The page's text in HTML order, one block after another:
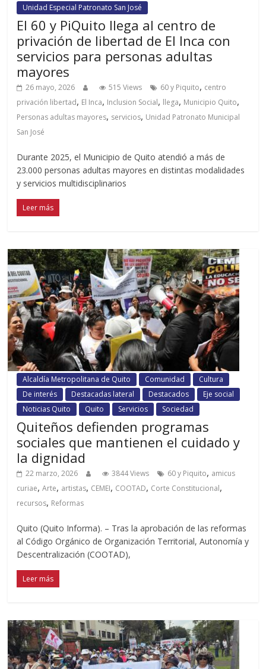
Unidad Especial Patronato San José
El 60 y PiQuito llega al centro de
privación de libertad de El Inca con
servicios para personas adultas
mayores
26 mayo, 2026 515 Views 60 y Piquito, centro
privación libertad, El Inca, Inclusion Social, llega, Municipio Quito,
Personas adultas mayores, servicios, Unidad Patronato Municipal
San José
Durante 2025, el Municipio de Quito atendió a más de
23.000 personas adultas mayores en distintas modalidades
y servicios multidisciplinarios
Leer más
Alcaldía Metropolitana de Quito Comunidad
Cultura
De interés
Destacadas lateral Destacados
Eje social
Noticias Quito
Quito Servicios Sociedad
Quiteños defienden programas
sociales que mantienen el cuidado y
la dignidad
22 marzo, 2026 3844 Views 60 y Piquito, amicus
curiae,Arte, artistas, CEMEI, COOTAD, Corte Constitucional,
recursos, Reformas
Quito (Quito Informa). – Tras la aprobación de las reformas
al Código Orgánico de Organización Territorial, Autonomía y
Descentralización (COOTAD),
Leer más